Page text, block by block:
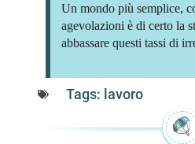
Un mondo più semplice,
agevolazioni è di certo la
abbassare questi tassi di
Tags: lavoro